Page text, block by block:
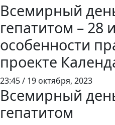
Всемирный
гепатитом – 28
особенности
проекте
23:45 / 19 октября, 2023
Всемирный
гепатитом